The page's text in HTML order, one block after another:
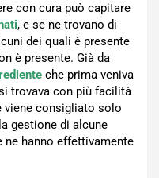
con cura può capitare
, e se ne trovano di
dei quali è presente
è presente. Già da
che prima veniva
trovava con più facilità
viene consigliato solo
gestione di alcune
hanno effettivamente